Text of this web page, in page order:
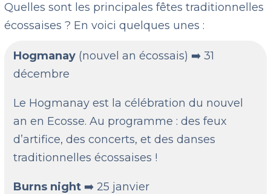
Quelles sont les principales fêtes traditionnelles
écossaises ? En voici quelques unes :
Hogmanay (nouvel an écossais) ➡️ 31
décembre
Le Hogmanay est la célébration du nouvel
an en Ecosse. Au programme : des feux
d’artifice, des concerts, et des danses
traditionnelles écossaises !
Burns night ➡️ 25 janvier